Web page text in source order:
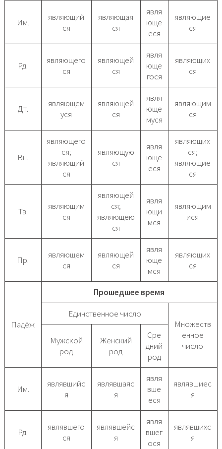
Им.
являющий
ся
являющая
ся
явля
юще
еся
являющие
ся
Рд.
являющего
ся
являющей
ся
явля
юще
гося
являющих
ся
Дт.
являющем
уся
являющей
ся
явля
юще
муся
являющим
ся
Вн.
являющего
ся;
являющий
ся
являющую
ся
явля
юще
еся
являющих
ся;
являющие
ся
Тв.
являющим
ся
являющей
ся;
являющею
ся
явля
ющи
мся
являющим
ися
Пр.
являющем
ся
являющей
ся
явля
юще
мся
являющих
ся
Падёж
Прошедшее время
Единственное число
Множеств
енное
число
Мужской
род
Женский
род
Сре
дний
род
Им.
являвшийс
я
являвшаяс
я
явля
вше
еся
являвшиес
я
Рд.
являвшего
ся
являвшейс
я
явля
вшег
ося
являвшихс
я